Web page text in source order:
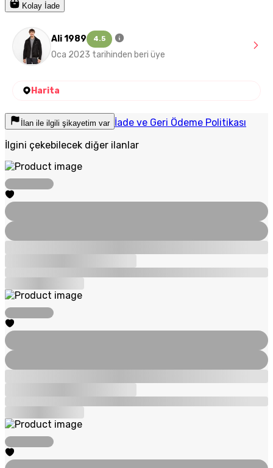
Kolay İade
Ali 1989 4.5
Oca 2023 tarihinden beri üye
Harita
İlan ile ilgili şikayetim var İade ve Geri Ödeme Politikası
İlgini çekebilecek diğer ilanlar